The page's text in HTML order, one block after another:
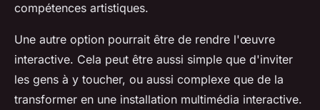
compétences artistiques.
Une autre option pourrait être de rendre l'œuvre
interactive. Cela peut être aussi simple que d'inviter
les gens à y toucher, ou aussi complexe que de la
transformer en une installation multimédia interactive.